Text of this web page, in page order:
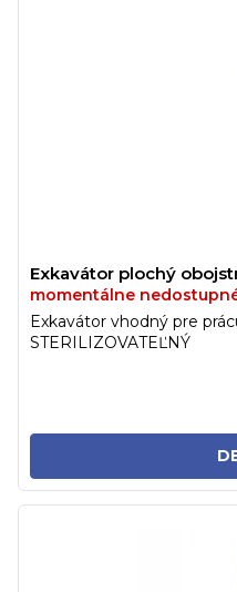
Exkavátor plochý
momentálne
Exkavátor vhodný pre
STERILIZOVATEĽNÝ